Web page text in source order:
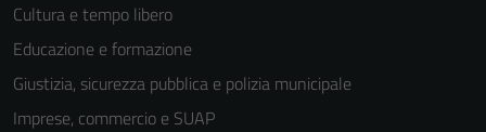
Cultura e tempo libero
Educazione e formazione
Giustizia, sicurezza pubblica e polizia municipale
Imprese, commercio e SUAP
personali.